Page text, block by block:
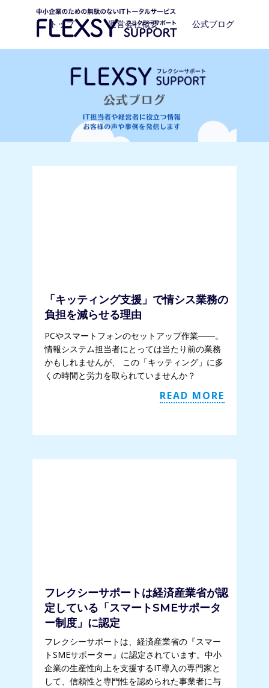
トップ 運営会社概要 公式ブログ
「キッティング支援」で情シス業務の
負担を減らせる理由
PCやスマートフォンのセットアップ作業――。
情報システム担当者にとっては当たり前の業務
かもしれませんが、 この「キッティング」に多
くの時間と労力を取られていませんか？
READ MORE
フレクシーサポートは経済産業省が認
定している「スマートSMEサポータ
ー制度」に認定
フレクシーサポートは、経済産業省の『スマー
トSMEサポーター』に認定されています。中小
企業の生産性向上を支援するIT導入の専門家と
して、信頼性と専門性を認められた事業者に与